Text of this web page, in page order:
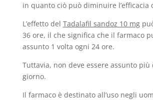
in quanto ciò può diminuire l’efficacia
L’effetto del Tadalafil sandoz 10 mg
36 ore, il che significa che il farmaco
assunto 1 volta ogni 24 ore.
Tuttavia, non deve essere assunto più
giorno.
Il farmaco è destinato all’uso negli